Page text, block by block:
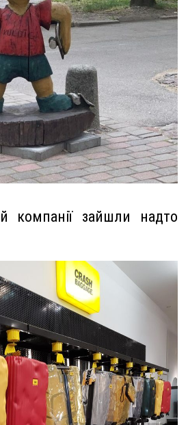
компанії зайшли надто